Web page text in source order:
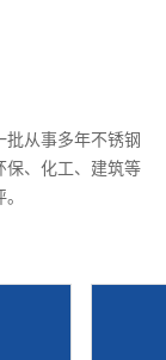
从事多年不锈钢
保、化工、建筑等